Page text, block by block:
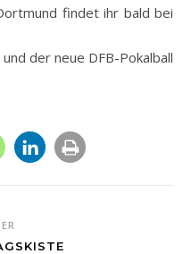
findet ihr bald bei
der neue DFB-Pokalball